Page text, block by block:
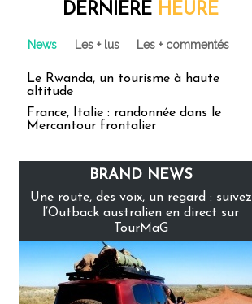
DERNIÈRE HEURE
News Les + lus Les + commentés
Le Rwanda, un tourisme à haute
altitude
France, Italie : randonnée dans le
Mercantour frontalier
BRAND NEWS
Une route, des voix, un regard : suivez
l’Outback australien en direct sur
TourMaG